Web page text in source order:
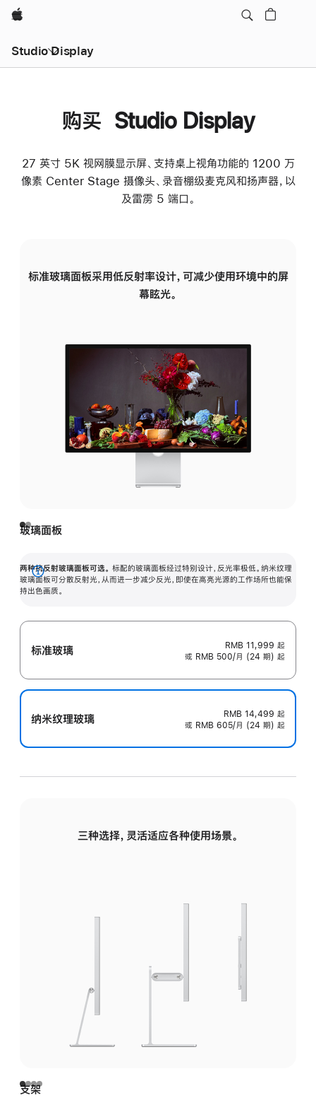
Apple
Studio Display
购买 Studio Display
27 英寸 5K 视网膜显示屏、支持桌上视角功能的 1200 万
像素 Center Stage 摄像头、录音棚级麦克风和扬声器，以
及雷雳 5 端口。
标准玻璃面板采用低反射率设计，可减少使用环境中的屏
幕眩光。
玻璃面板
两种抗反射玻璃面板可选。 标配的玻璃面板经过特别设计，反光率极低。纳米纹理
玻璃面板可分散反射光，从而进一步减少反光，即使在高亮光源的工作场所也能保
持出色画质。
展
开
标准玻璃 RMB 11,999 起
或 RMB 500/月 (24 期) 起
纳米纹理玻璃 RMB 14,499 起
或 RMB 605/月 (24 期) 起
三种选择，灵活适应各种使用场景。
支架